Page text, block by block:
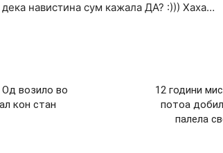
навистина сум кажала ДА? :))) Хаха…
возило во
кон стан
12 години
потоа
палела